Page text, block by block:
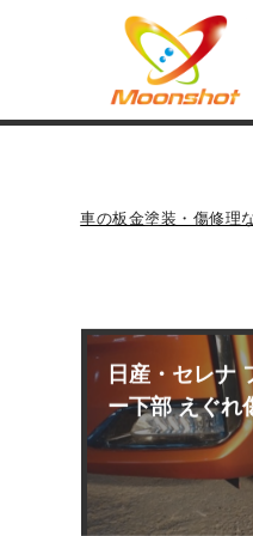
車の板金塗装・傷修理
日産・セレナ
ー下部 えぐれ